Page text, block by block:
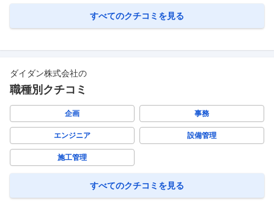
すべてのクチコミを見る
ダイダン株式会社の
職種別クチコミ
企画 事務
エンジニア 設備管理
施工管理
すべてのクチコミを見る